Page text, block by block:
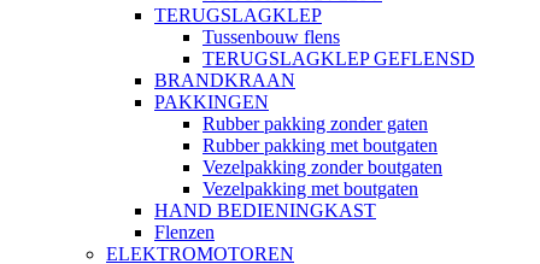
TERUGSLAGKLEP
Tussenbouw flens
TERUGSLAGKLEP GEFLENSD
BRANDKRAAN
PAKKINGEN
Rubber pakking zonder gaten
Rubber pakking met boutgaten
Vezelpakking zonder boutgaten
Vezelpakking met boutgaten
HAND BEDIENINGKAST
Flenzen
ELEKTROMOTOREN